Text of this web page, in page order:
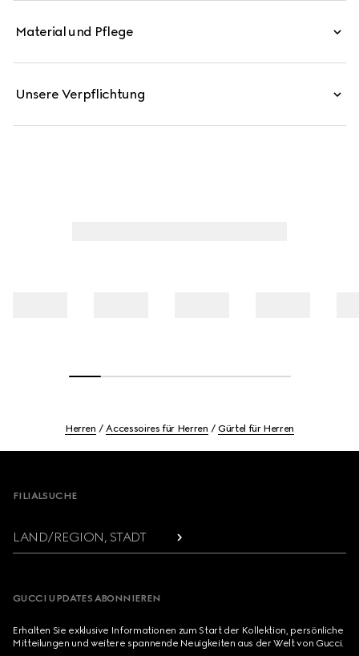
Material und Pflege
Unsere Verpflichtung
Herren Accessoires für Herren Gürtel für Herren
FILIALSUCHE
LAND/REGION, STADT
GUCCI UPDATES ABONNIEREN
Erhalten Sie exklusive Informationen zum Start der Kollektion, persönliche
Mitteilungen und weitere spannende Neuigkeiten aus der Welt von Gucci.